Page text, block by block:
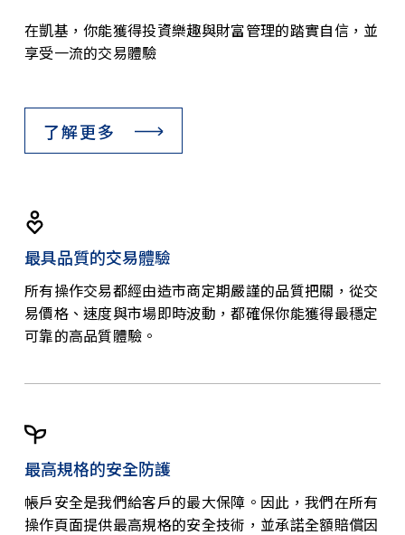
在凱基，你能獲得投資樂趣與財富管理的踏實自信，並
享受一流的交易體驗
了解更多
最具品質的交易體驗
所有操作交易都經由造市商定期嚴謹的品質把關，從交
易價格、速度與市場即時波動，都確保你能獲得最穩定
可靠的高品質體驗。
最高規格的安全防護
帳戶安全是我們給客戶的最大保障。因此，我們在所有
操作頁面提供最高規格的安全技術，並承諾全額賠償因